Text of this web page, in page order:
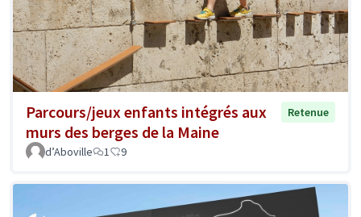
Parcours/jeux enfants intégrés aux
murs des berges de la Maine
Retenue
d’Aboville 1 9